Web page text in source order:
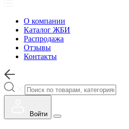
О компании
Каталог ЖБИ
Распродажа
Отзывы
Контакты
Войти